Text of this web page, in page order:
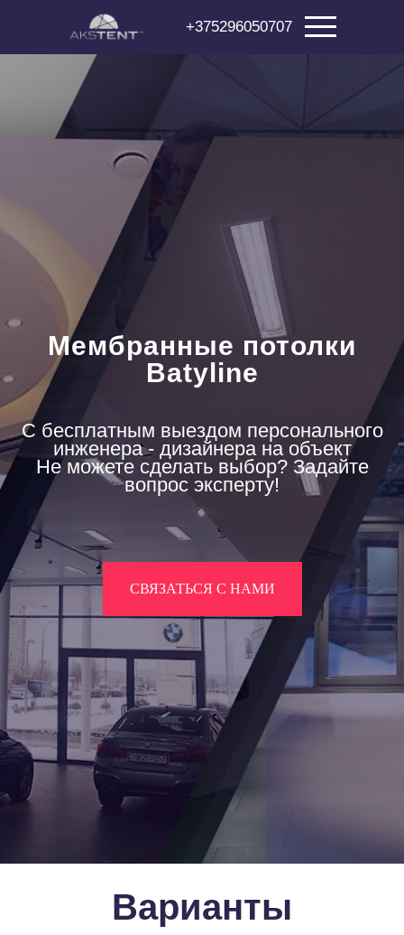
+375296050707
Мембранные потолки
Batyline
С бесплатным выездом персонального
инженера - дизайнера на объект
Не можете сделать выбор? Задайте
вопрос эксперту!
СВЯЗАТЬСЯ С НАМИ
Варианты